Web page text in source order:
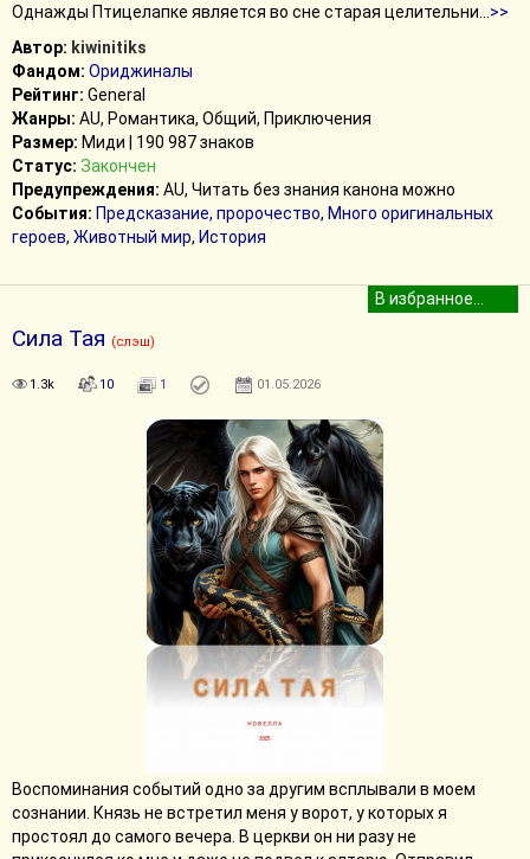
Однажды Птицелапке является во сне старая целительни
>>
Автор: kiwinitiks
Фандом: Ориджиналы
Рейтинг: General
Жанры: AU, Романтика, Общий, Приключения
Размер: Миди | 190 987 знаков
Статус: Закончен
Предупреждения: AU, Читать без знания канона можно
События: Предсказание, пророчество, Много оригинальных
героев, Животный мир, История
Сила Тая (слэш)
1.3k 10 1 01.05.2026
Воспоминания событий одно за другим всплывали в моем
сознании. Князь не встретил меня у ворот, у которых я
простоял до самого вечера. В церкви он ни разу не